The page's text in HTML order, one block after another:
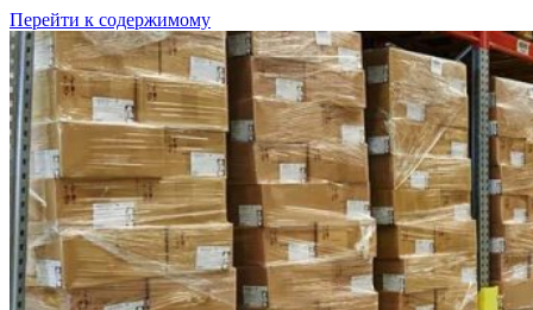
Перейти к содержимому